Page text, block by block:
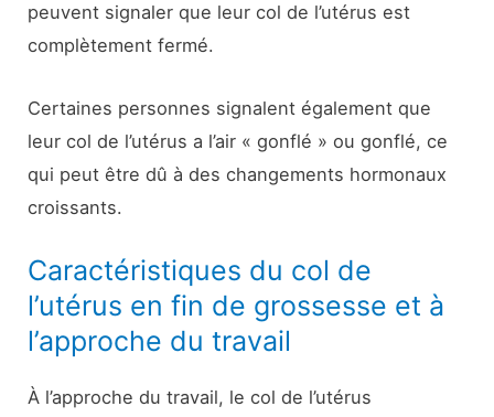
peuvent signaler que leur col de l’utérus est
complètement fermé.
Certaines personnes signalent également que
leur col de l’utérus a l’air « gonflé » ou gonflé, ce
qui peut être dû à des changements hormonaux
croissants.
Caractéristiques du col de
l’utérus en fin de grossesse et à
l’approche du travail
À l’approche du travail, le col de l’utérus